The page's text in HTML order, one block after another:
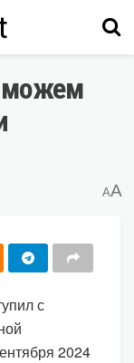
можем
AA
с
2024